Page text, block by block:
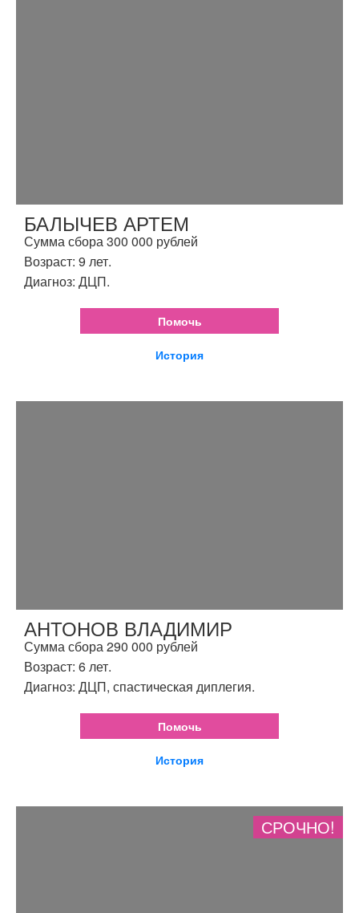
БАЛЫЧЕВ АРТЕМ
Сумма сбора 300 000 рублей
Возраст: 9 лет.
Диагноз: ДЦП.
Помочь
История
АНТОНОВ ВЛАДИМИР
Сумма сбора 290 000 рублей
Возраст: 6 лет.
Диагноз: ДЦП, спастическая диплегия.
Помочь
История
СРОЧНО!